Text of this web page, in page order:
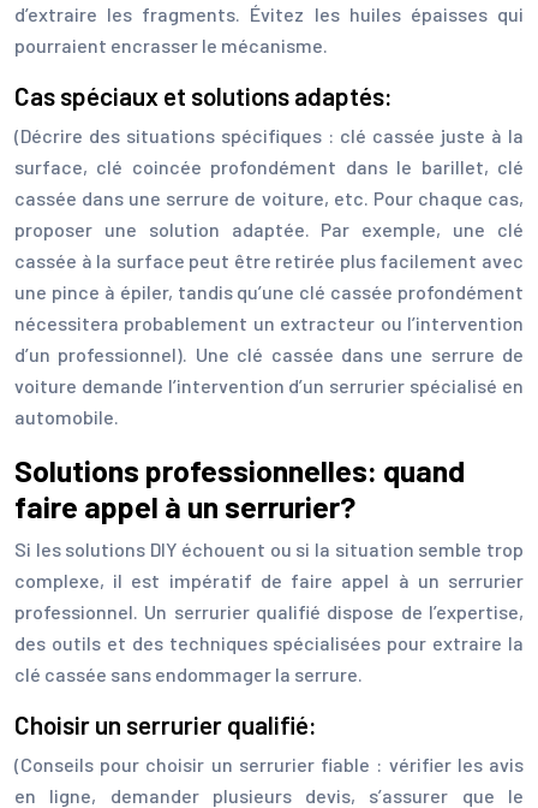
d’extraire les fragments. Évitez les huiles épaisses qui
pourraient encrasser le mécanisme.
Cas spéciaux et solutions adaptés:
(Décrire des situations spécifiques : clé cassée juste à la
surface, clé coincée profondément dans le barillet, clé
cassée dans une serrure de voiture, etc. Pour chaque cas,
proposer une solution adaptée. Par exemple, une clé
cassée à la surface peut être retirée plus facilement avec
une pince à épiler, tandis qu’une clé cassée profondément
nécessitera probablement un extracteur ou l’intervention
d’un professionnel). Une clé cassée dans une serrure de
voiture demande l’intervention d’un serrurier spécialisé en
automobile.
Solutions professionnelles: quand
faire appel à un serrurier?
Si les solutions DIY échouent ou si la situation semble trop
complexe, il est impératif de faire appel à un serrurier
professionnel. Un serrurier qualifié dispose de l’expertise,
des outils et des techniques spécialisées pour extraire la
clé cassée sans endommager la serrure.
Choisir un serrurier qualifié:
(Conseils pour choisir un serrurier fiable : vérifier les avis
en ligne, demander plusieurs devis, s’assurer que le